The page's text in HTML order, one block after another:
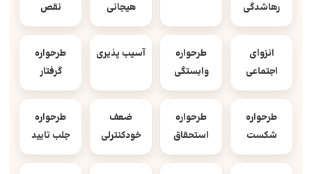
رهاشدگی
هیجانی
نقص
انزوای
اجتماعی
طرحواره
وابستگی
آسیب پذیری
طرحواره
گرفتار
طرحواره
شکست
طرحواره
استحقاق
ضعف
خودکنترلی
طرحواره
جلب تایید